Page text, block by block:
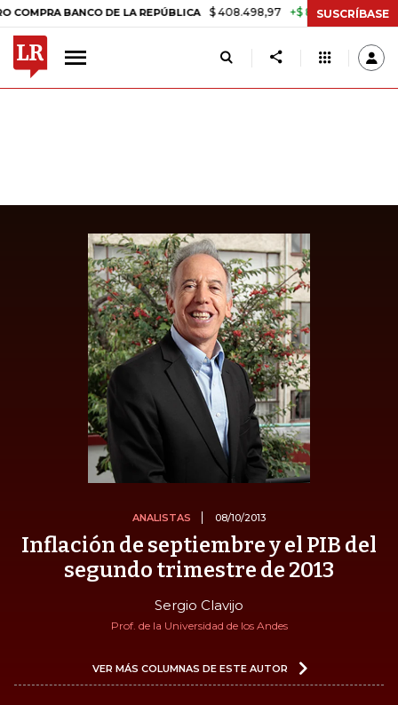
BANCO DE LA REPÚBLICA $ 408.498,97 +$ 8.753,81 +2,19%
SUSCRÍBASE
ANALISTAS 08/10/2013
Inflación de septiembre y el PIB del
segundo trimestre de 2013
Sergio Clavijo
Prof. de la Universidad de los Andes
VER MÁS COLUMNAS DE ESTE AUTOR